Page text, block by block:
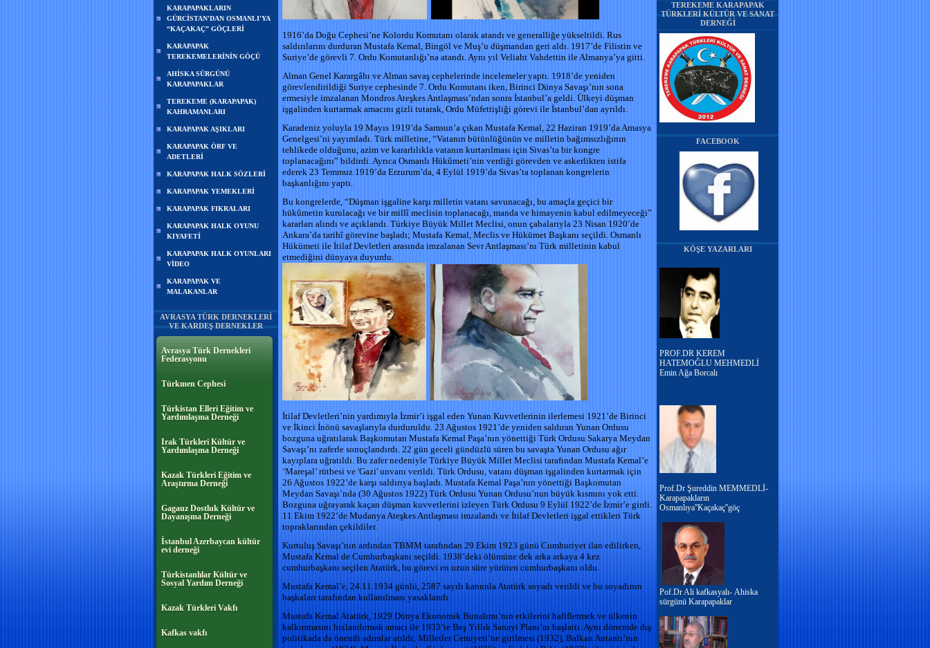
KARAPAPAKLARIN
GÜRCİSTAN'DAN OSMANLI'YA
“KAÇAKAÇ” GÖÇLERİ
KARAPAPAK
TEREKEMELERİNİN GÖÇÜ
AHİSKA SÜRGÜNÜ
KARAPAPAKLAR
TEREKEME (KARAPAPAK)
KAHRAMANLARI
KARAPAPAK AŞIKLARI
KARAPAPAK ÖRF VE
ADETLERİ
KARAPAPAK HALK SÖZLERİ
KARAPAPAK YEMEKLERİ
KARAPAPAK FIKRALARI
KARAPAPAK HALK OYUNU
KIYAFETİ
KARAPAPAK HALK OYUNLARI
VİDEO
KARAPAPAK VE
MALAKANLAR
AVRASYA TÜRK DERNEKLERİ
VE KARDEŞ DERNEKLER
Avrasya Türk Dernekleri
Federasyonu
Türkmen Cephesi
Türkistan Elleri Eğitim ve
Yardımlaşma Derneği
Irak Türkleri Kültür ve
Yardımlaşma Derneği
Kazak Türkleri Eğitim ve
Araştırma Derneği
Gagauz Dostluk Kültür ve
Dayanışma Derneği
İstanbul Azerbaycan kültür
evi derneği
Türkistanlılar Kültür ve
Sosyal Yardım Derneği
Kazak Türkleri Vakfı
Kafkas vakfı
1916’da Doğu Cephesi’ne Kolordu Komutanı olarak atandı ve generalliğe yükseltildi. Rus
saldırılarını durduran Mustafa Kemal, Bingöl ve Muş’u düşmandan geri aldı. 1917’de Filistin ve
Suriye’de görevli 7. Ordu Komutanlığı’na atandı. Aynı yıl Veliaht Vahdettin ile Almanya’ya gitti.
Alman Genel Karargâhı ve Alman savaş cephelerinde incelemeler yaptı. 1918’de yeniden
görevlendirildiği Suriye cephesinde 7. Ordu Komutanı iken, Birinci Dünya Savaşı’nın sona
ermesiyle imzalanan Mondros Ateşkes Antlaşması’ndan sonra İstanbul’a geldi. Ülkeyi düşman
işgalinden kurtarmak amacını gizli tutarak, Ordu Müfettişliği görevi ile İstanbul’dan ayrıldı.
Karadeniz yoluyla 19 Mayıs 1919’da Samsun’a çıkan Mustafa Kemal, 22 Haziran 1919’da Amasya
Genelgesi’ni yayımladı. Türk milletine, “Vatanın bütünlüğünün ve milletin bağımsızlığının
tehlikede olduğunu, azim ve kararlılıkla vatanın kurtarılması için Sivas’ta bir kongre
toplanacağını” bildirdi. Ayrıca Osmanlı Hükûmeti’nin verdiği görevden ve askerlikten istifa
ederek 23 Temmuz 1919’da Erzurum’da, 4 Eylül 1919’da Sivas’ta toplanan kongrelerin
başkanlığını yaptı.
Bu kongrelerde, “Düşman işgaline karşı milletin vatanı savunacağı, bu amaçla geçici bir
hükûmetin kurulacağı ve bir millî meclisin toplanacağı, manda ve himayenin kabul edilmeyeceği”
kararları alındı ve açıklandı. Türkiye Büyük Millet Meclisi, onun çabalarıyla 23 Nisan 1920’de
Ankara’da tarihî görevine başladı; Mustafa Kemal, Meclis ve Hükümet Başkanı seçildi. Osmanlı
Hükümeti ile İtilaf Devletleri arasında imzalanan Sevr Antlaşması’nı Türk milletinin kabul
etmediğini dünyaya duyurdu.
İtilaf Devletleri’nin yardımıyla İzmir’i işgal eden Yunan Kuvvetlerinin ilerlemesi 1921’de Birinci
ve İkinci İnönü savaşlarıyla durduruldu. 23 Ağustos 1921’de yeniden saldıran Yunan Ordusu
bozguna uğratılarak Başkomutan Mustafa Kemal Paşa’nın yönettiği Türk Ordusu Sakarya Meydan
Savaşı’nı zaferle sonuçlandırdı. 22 gün geceli gündüzlü süren bu savaşta Yunan Ordusu ağır
kayıplara uğratıldı. Bu zafer nedeniyle Türkiye Büyük Millet Meclisi tarafından Mustafa Kemal’e
‘Mareşal’ rütbesi ve 'Gazi' unvanı verildi. Türk Ordusu, vatanı düşman işgalinden kurtarmak için
26 Ağustos 1922’de karşı saldırıya başladı. Mustafa Kemal Paşa’nın yönettiği Başkomutan
Meydan Savaşı’nda (30 Ağustos 1922) Türk Ordusu Yunan Ordusu’nun büyük kısmını yok etti.
Bozguna uğrayarak kaçan düşman kuvvetlerini izleyen Türk Ordusu 9 Eylül 1922’de İzmir’e girdi.
11 Ekim 1922’de Mudanya Ateşkes Antlaşması imzalandı ve İtilaf Devletleri işgal ettikleri Türk
topraklarından çekildiler.
Kurtuluş Savaşı’nın ardından TBMM tarafından 29 Ekim 1923 günü Cumhuriyet ilan edilirken,
Mustafa Kemal de Cumhurbaşkanı seçildi. 1938’deki ölümüne dek arka arkaya 4 kez
cumhurbaşkanı seçilen Atatürk, bu görevi en uzun süre yürüten cumhurbaşkanı oldu.
Mustafa Kemal’e, 24.11.1934 günlü, 2587 sayılı kanunla Atatürk soyadı verildi ve bu soyadının
başkaları tarafından kullanılması yasaklandı.
Mustafa Kemal Atatürk, 1929 Dünya Ekonomik Bunalımı’nın etkilerini hafifletmek ve ülkenin
kalkınmasını hızlandırmak amacı ile 1933’te Beş Yıllık Sanayi Planı’nı başlattı. Aynı dönemde dış
politikada da önemli adımlar atıldı; Milletler Cemiyeti’ne girilmesi (1932), Balkan Antantı’nın
TEREKEME KARAPAPAK
TÜRKLERİ KÜLTÜR VE SANAT
DERNEĞİ
FACEBOOK
KÖŞE YAZARLARI
PROF.DR KEREM
HATEMOĞLU MEHMEDLİ
Emin Ağa Borcalı
Prof.Dr Şureddin MEMMEDLİ-
Karapapakların
Osmanlıya''Kaçakaç''göç
Pof.Dr Ali kafkasyalı- Ahiska
sürgünü Karapapaklar